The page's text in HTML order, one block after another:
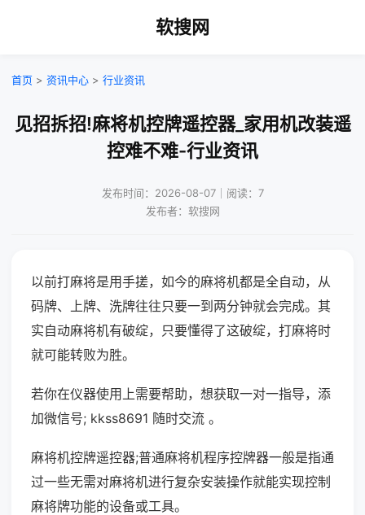
软搜网
首页 > 资讯中心 > 行业资讯
见招拆招!麻将机控牌遥控器_家用机改装遥
控难不难-行业资讯
发布时间：2026-08-07｜阅读：7
发布者：软搜网
以前打麻将是用手搓，如今的麻将机都是全自动，从
码牌、上牌、洗牌往往只要一到两分钟就会完成。其
实自动麻将机有破绽，只要懂得了这破绽，打麻将时
就可能转败为胜。
若你在仪器使用上需要帮助，想获取一对一指导，添
加微信号; kkss8691 随时交流 。
麻将机控牌遥控器;普通麻将机程序控牌器一般是指通
过一些无需对麻将机进行复杂安装操作就能实现控制
麻将牌功能的设备或工具。